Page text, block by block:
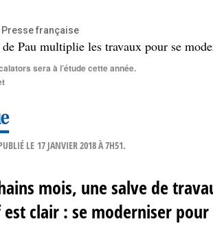
Presse française
sera à l’étude cette année.
LE 17 JANVIER 2018 À 7H51.
mois, une salve de
est clair : se moderniser